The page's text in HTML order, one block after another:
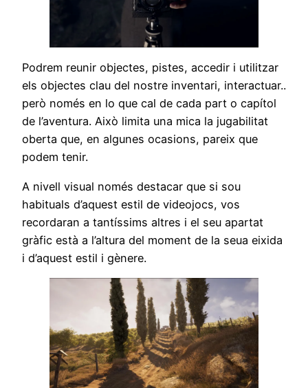
Podrem reunir objectes, pistes, accedir i utilitzar
els objectes clau del nostre inventari, interactuar..
però només en lo que cal de cada part o capítol
de l’aventura. Això limita una mica la jugabilitat
oberta que, en algunes ocasions, pareix que
podem tenir.
A nivell visual només destacar que si sou
habituals d’aquest estil de videojocs, vos
recordaran a tantíssims altres i el seu apartat
gràfic està a l’altura del moment de la seua eixida
i d’aquest estil i gènere.